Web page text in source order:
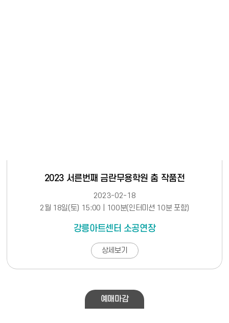
2023 서른번째 금란무용학원 춤 작품전
2023-02-18
2월 18일(토) 15:00 | 100분(인터미션 10분 포함)
강릉아트센터 소공연장
상세보기
예매마감